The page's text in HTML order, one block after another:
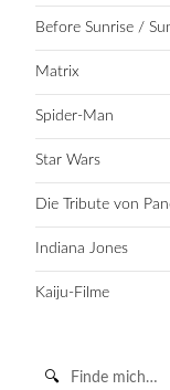
Before Sunrise /
Matrix
Spider-Man
Star Wars
Die Tribute von
Indiana Jones
Kaiju-Filme
Suche